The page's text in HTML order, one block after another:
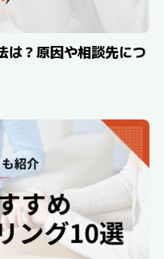
は？原因や相談先につ